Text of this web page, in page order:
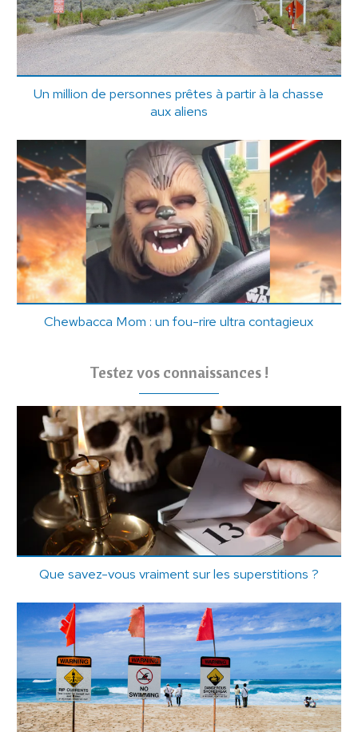
Un million de personnes prêtes à partir à la chasse
aux aliens
Chewbacca Mom : un fou-rire ultra contagieux
Testez vos connaissances !
Que savez-vous vraiment sur les superstitions ?